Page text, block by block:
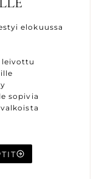
elokuussa
sopivia